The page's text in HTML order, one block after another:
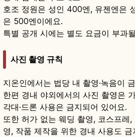
호조 정원은 성인 400엔, 유젠엔은
은 500엔이에요.
특별 공개 시에는 별도 요금이 부과
사진 촬영 규칙
지온인에서는 법당 내 촬영·녹음이
한편 경내 야외에서의 사진 촬영은
각대·드론 사용은 금지되어 있어요.
또한 허가 없는 웨딩 촬영, 코스프레
영, 작품 제작을 위한 경내 사용도 금